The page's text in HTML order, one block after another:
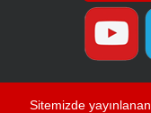
Sitemizde